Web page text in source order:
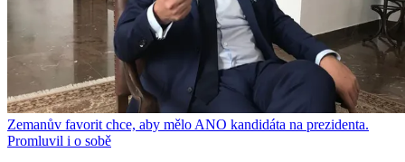
Zemanův favorit chce, aby mělo ANO kandidáta na prezidenta.
Promluvil i o sobě